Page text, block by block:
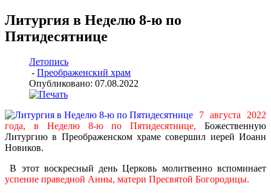
Литургия в Неделю 8-ю по
Пятидесятнице
Летопись
- Преображенский храм
Опубликовано: 07.08.2022
7 августа 2022
года, в Неделю 8-ю по Пятидесятнице, Божественную
Литургию в Преображенском храме совершил иерей Иоанн
Новиков.
В этот воскресный день Церковь молитвенно вспоминает
успение праведной Анны, матери Пресвятой Богородицы.